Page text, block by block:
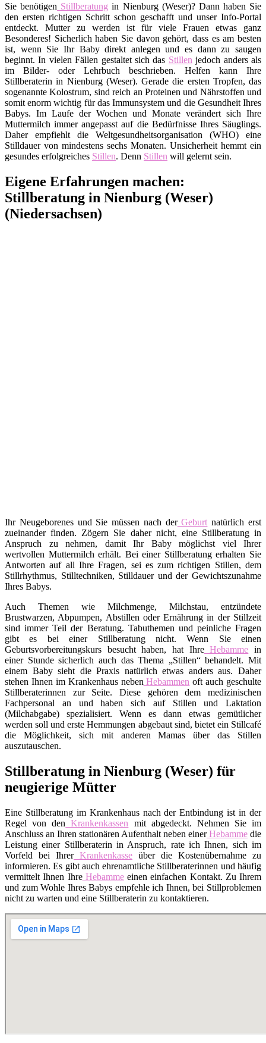
Sie benötigen Stillberatung in Nienburg (Weser)? Dann haben Sie
den ersten richtigen Schritt schon geschafft und unser Info-Portal
entdeckt. Mutter zu werden ist für viele Frauen etwas ganz
Besonderes! Sicherlich haben Sie davon gehört, dass es am besten
ist, wenn Sie Ihr Baby direkt anlegen und es dann zu saugen
beginnt. In vielen Fällen gestaltet sich das Stillen jedoch anders als
im Bilder- oder Lehrbuch beschrieben. Helfen kann Ihre
Stillberaterin in Nienburg (Weser). Gerade die ersten Tropfen, das
sogenannte Kolostrum, sind reich an Proteinen und Nährstoffen und
somit enorm wichtig für das Immunsystem und die Gesundheit Ihres
Babys. Im Laufe der Wochen und Monate verändert sich Ihre
Muttermilch immer angepasst auf die Bedürfnisse Ihres Säuglings.
Daher empfiehlt die Weltgesundheitsorganisation (WHO) eine
Stilldauer von mindestens sechs Monaten. Unsicherheit hemmt ein
gesundes erfolgreiches Stillen. Denn Stillen will gelernt sein.
Eigene Erfahrungen machen:
Stillberatung in Nienburg (Weser)
(Niedersachsen)
Ihr Neugeborenes und Sie müssen nach derGeburt natürlich erst
zueinander finden. Zögern Sie daher nicht, eine Stillberatung in
Anspruch zu nehmen, damit Ihr Baby möglichst viel Ihrer
wertvollen Muttermilch erhält. Bei einer Stillberatung erhalten Sie
Antworten auf all Ihre Fragen, sei es zum richtigen Stillen, dem
Stillrhythmus, Stilltechniken, Stilldauer und der Gewichtszunahme
Ihres Babys.
Auch Themen wie Milchmenge, Milchstau, entzündete
Brustwarzen, Abpumpen, Abstillen oder Ernährung in der Stillzeit
sind immer Teil der Beratung. Tabuthemen und peinliche Fragen
gibt es bei einer Stillberatung nicht. Wenn Sie einen
Geburtsvorbereitungskurs besucht haben, hat IhreHebamme in
einer Stunde sicherlich auch das Thema „Stillen“ behandelt. Mit
einem Baby sieht die Praxis natürlich etwas anders aus. Daher
stehen Ihnen im Krankenhaus neben Hebammen oft auch geschulte
Stillberaterinnen zur Seite. Diese gehören dem medizinischen
Fachpersonal an und haben sich auf Stillen und Laktation
(Milchabgabe) spezialisiert. Wenn es dann etwas gemütlicher
werden soll und erste Hemmungen abgebaut sind, bietet ein Stillcafé
die Möglichkeit, sich mit anderen Mamas über das Stillen
auszutauschen.
Stillberatung in Nienburg (Weser) für
neugierige Mütter
Eine Stillberatung im Krankenhaus nach der Entbindung ist in der
Regel von den Krankenkassen mit abgedeckt. Nehmen Sie im
Anschluss an Ihren stationären Aufenthalt neben einerHebamme die
Leistung einer Stillberaterin in Anspruch, rate ich Ihnen, sich im
Vorfeld bei IhrerKrankenkasse über die Kostenübernahme zu
informieren. Es gibt auch ehrenamtliche Stillberaterinnen und häufig
vermittelt Ihnen IhreHebammeeinen einfachen Kontakt. Zu Ihrem
und zum Wohle Ihres Babys empfehle ich Ihnen, bei Stillproblemen
nicht zu warten und eine Stillberaterin zu kontaktieren.